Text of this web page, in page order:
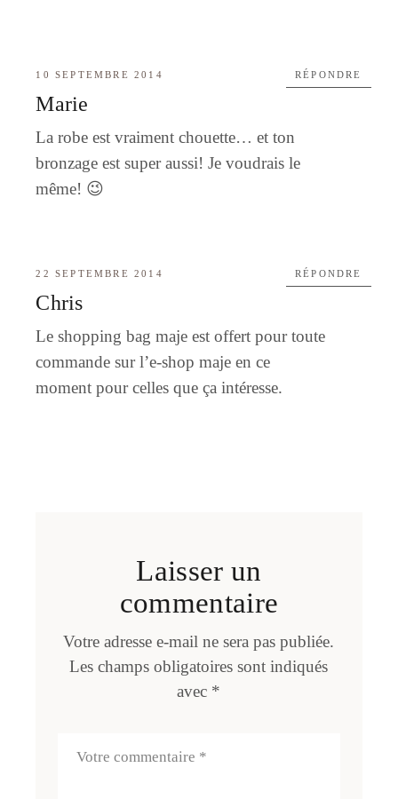
10 SEPTEMBRE 2014
Marie
La robe est vraiment chouette… et ton
bronzage est super aussi! Je voudrais le
même! 😉
RÉPONDRE
22 SEPTEMBRE 2014
Chris
Le shopping bag maje est offert pour toute
commande sur l’e-shop maje en ce
moment pour celles que ça intéresse.
RÉPONDRE
Laisser un
commentaire
Votre adresse e-mail ne sera pas publiée.
Les champs obligatoires sont indiqués
avec *